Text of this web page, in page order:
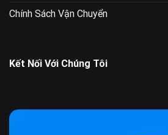
Chính Sách Vận Chuyển
Kết Nối Với Chúng Tôi